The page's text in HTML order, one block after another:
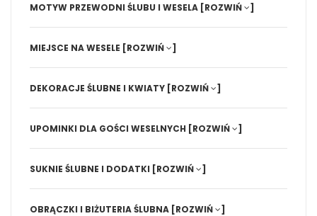
MOTYW PRZEWODNI ŚLUBU I WESELA [ROZWIŃ ]
MIEJSCE NA WESELE [ROZWIŃ ]
DEKORACJE ŚLUBNE I KWIATY [ROZWIŃ ]
UPOMINKI DLA GOŚCI WESELNYCH [ROZWIŃ ]
SUKNIE ŚLUBNE I DODATKI [ROZWIŃ ]
OBRĄCZKI I BIŻUTERIA ŚLUBNA [ROZWIŃ ]